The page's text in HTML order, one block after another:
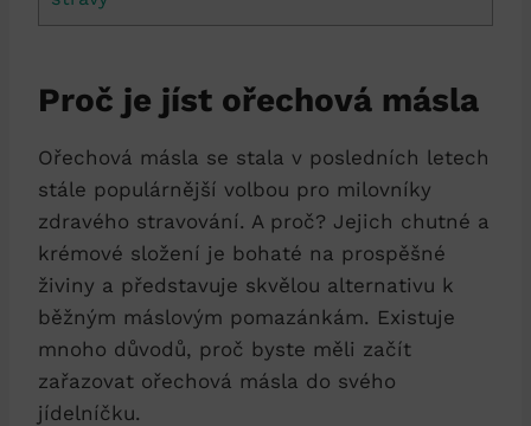
Proč je jíst ořechová másla
Ořechová másla se stala v posledních letech
stále populárnější volbou pro milovníky
zdravého stravování. A proč? Jejich chutné a
krémové složení je bohaté na prospěšné
živiny a představuje skvělou alternativu k
běžným máslovým pomazánkám. Existuje
mnoho důvodů, proč byste měli začít
zařazovat ořechová másla do svého
jídelníčku.